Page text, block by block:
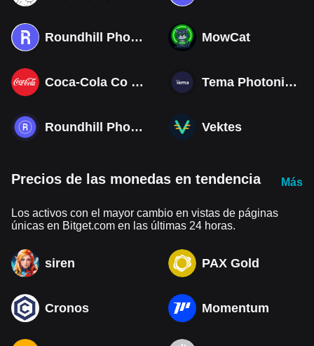
Roundhill Photonics & Optics ETF (Derivatives) MowCat
Coca-Cola Co (Derivatives) Tema Photonics & Optical ETF
Roundhill Photonics & Optics ETF Vektes
Precios de las monedas en tendencia Más
Los activos con el mayor cambio en vistas de páginas
únicas en Bitget.com en las últimas 24 horas.
siren PAX Gold
Cronos Momentum